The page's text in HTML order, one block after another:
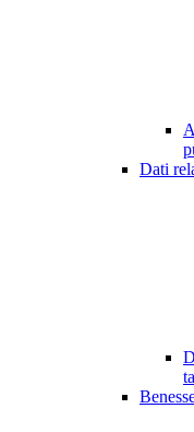
Dati